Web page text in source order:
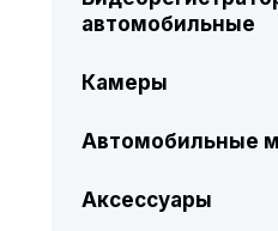
автомобильные
Камеры
Автомобильные
Аксессуары